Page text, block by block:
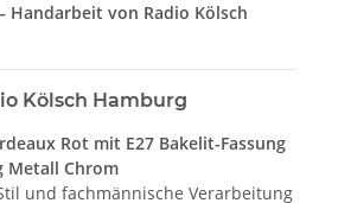
Handarbeit von Radio Kölsch
Kölsch Hamburg
Rot mit E27 Bakelit-Fassung
Metall Chrom
und fachmännische Verarbeitung